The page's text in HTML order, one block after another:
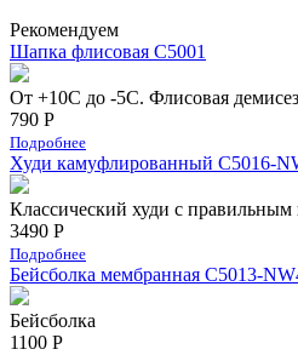
Рекомендуем
Шапка флисовая С5001
От +10С до -5С. Флисовая
790 Р
Подробнее
Худи камуфлированный C5016-
Классический худи с правильным
3490 Р
Подробнее
Бейсболка мембранная С5013-
Бейсболка
1100 Р